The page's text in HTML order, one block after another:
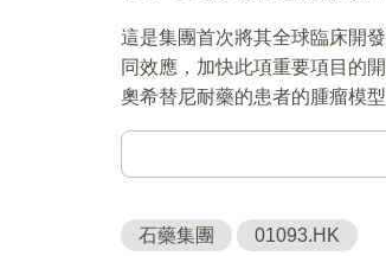
這是集團首次將其全球臨床開
同效應，加快此項重要項目的
奧希替尼耐藥的患者的腫瘤模
石藥集團 01093.HK